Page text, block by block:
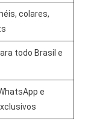
colares,
todo Brasil e
e